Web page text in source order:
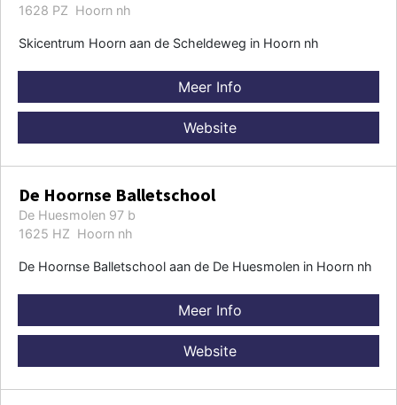
1628 PZ Hoorn nh
Skicentrum Hoorn aan de Scheldeweg in Hoorn nh
Meer Info
Website
De Hoornse Balletschool
De Huesmolen 97 b
1625 HZ Hoorn nh
De Hoornse Balletschool aan de De Huesmolen in Hoorn nh
Meer Info
Website